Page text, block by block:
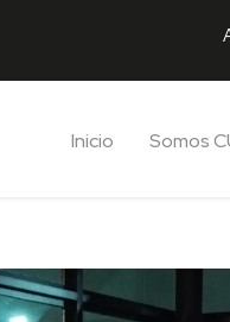
Inicio Somos